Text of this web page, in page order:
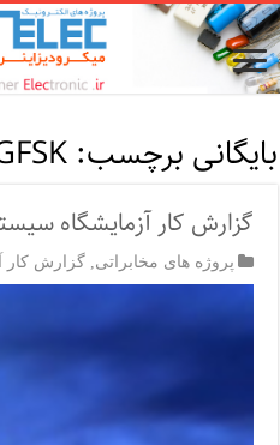
بایگانی برچسب:
گزارش کار آزمایشگاه
پروژه های مخابراتی ,گزارش کار